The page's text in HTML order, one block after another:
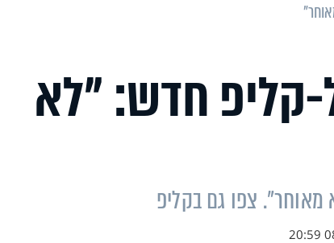
קליפ חדש: "לא
צפו גם בקליפ